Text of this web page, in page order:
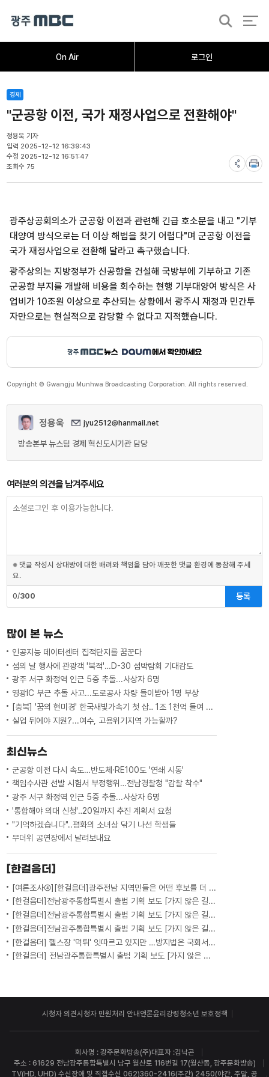
On Air 로그인
검
오늘의뉴스뉴스데스크 취재가시작되자
경제
"군공항 이전, 국가 재정사업으로 전환해야"
정용욱 기자
입력 2025-12-12 16:39:43
수정 2025-12-12 16:51:47
조회수 75
광주상공회의소가 군공항 이전과 관련해 긴급 호소문을 내고 "기부
대양여 방식으로는 더 이상 해법을 찾기 어렵다"며 군공항 이전을
국가 재정사업으로 전환해 달라고 촉구했습니다.
광주상의는 지방정부가 신공항을 건설해 국방부에 기부하고 기존
군공항 부지를 개발해 비용을 회수하는 현행 기부대양여 방식은 사
업비가 10조원 이상으로 추산되는 상황에서 광주시 재정과 민간투
자만으로는 현실적으로 감당할 수 없다고 지적했습니다.
Copyright © Gwangju Munhwa Broadcasting Corporation. All rights reserved.
정용욱 jyu2512@hanmail.net
방송본부 뉴스팀 경제 혁신도시기관 담당
여러분의 의견을 남겨주세요
※ 댓글 작성시 상대방에 대한 배려와 책임을 담아 깨끗한 댓글 환경에 동참해 주세
요.
0/300 등록
많이 본 뉴스
인공지능 데이터센터 집적단지를 꿈꾼다
섬의 날 행사에 관광객 '북적'…D-30 섬박람회 기대감도
광주 서구 화정역 인근 5중 추돌...사상자 6명
영광IC 부근 추돌 사고...도로공사 차량 들이받아 1명 부상
[충북] '꿈의 현미경' 한국새빛가속기 첫 삽‥ 1조 1천억 들여 2029년 완공
실업 뒤에야 지원?...여수, 고용위기지역 가능할까?
최신뉴스
군공항 이전 다시 속도…반도체·RE100도 '연쇄 시동'
책임수사관 선발 시험서 부정행위…전남경찰청 "감찰 착수"
광주 서구 화정역 인근 5중 추돌...사상자 6명
'통합해야 의대 신청'‥20일까지 추진 계획서 요청
"기억하겠습니다"..평화의 소녀상 닦기 나선 학생들
무더위 공연장에서 날려보내요
[한걸음더]
[여론조사④][한걸음더]광주전남 지역민들은 어떤 후보를 더 선호할까.. 변수는?
[한걸음더]전남광주통합특별시 출범 기획 보도 [가지 않은 길] 5편 프랑스 헌법에 새긴 '지방 분권'..전남광주 통합 성공 조건은?
[한걸음더]전남광주통합특별시 출범 기획 보도 [가지 않은 길] 4편 프랑스 지역 통합 10년 성적표
[한걸음더]전남광주통합특별시 출범 기획 보도 [가지 않은 길] 3편 프랑스 통합 10년 지났지만..."우린 여전히 알자스인"
[한걸음더] 헬스장 '먹튀' 잇따르고 있지만 …방지법은 국회서 낮잠
[한걸음더] 전남광주통합특별시 출범 기획 보도 [가지 않은 길] 2편 지방이 주도한 투자..'유럽 상위 5개 지역' 도약 비결은?
시청자 의견시청자 민원처리 안내언론윤리강령 청소년 보호정책
회사명 : 광주문화방송(주)대표자 :김낙곤
주소 : 61629 전남광주통합특별시 남구 월산로 116번길 17(월산동, 광주문화방송)
TV(HD, UHD) 수신장애 및 직접수신 062)360-2416(주간) 2450(야간, 주말, 공